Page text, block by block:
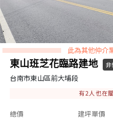
此為其他仲介
東山班芝花臨路建地 非
台南市東山區前大埔段
有2 人也在
總價 建坪單價